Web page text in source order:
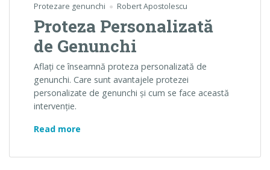
Protezare genunchi Robert Apostolescu
Proteza Personalizată
de Genunchi
Aflaţi ce înseamnă proteza personalizată de
genunchi. Care sunt avantajele protezei
personalizate de genunchi şi cum se face această
intervenţie.
Read more